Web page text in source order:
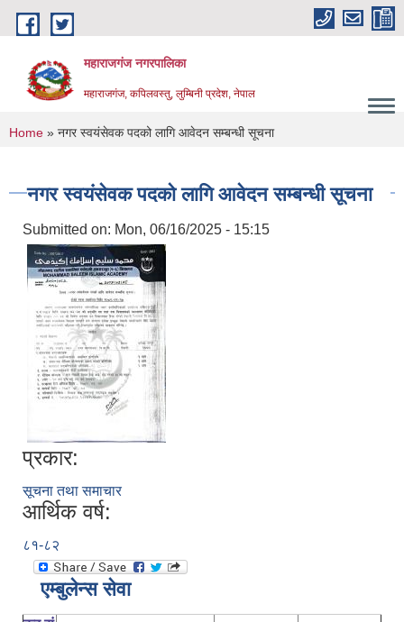
Skip to main content
महाराजगंज नगरपालिका
महाराजगंज, कपिलवस्तु, लुम्बिनी प्रदेश, नेपाल
You are here
Home » नगर स्वयंसेवक पदको लागि आवेदन सम्बन्धी सूचना
नगर स्वयंसेवक पदको लागि आवेदन सम्बन्धी सूचना
Submitted on: Mon, 06/16/2025 - 15:15
प्रकार:
सूचना तथा समाचार
आर्थिक वर्ष:
८१-८२
एम्बुलेन्स सेवा